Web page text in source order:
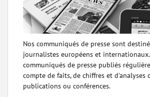
Nos communiqués de presse sont
journalistes européens et internationaux.
communiqués de presse publiés
compte de faits, de chiffres et d'analyses
publications ou conférences.